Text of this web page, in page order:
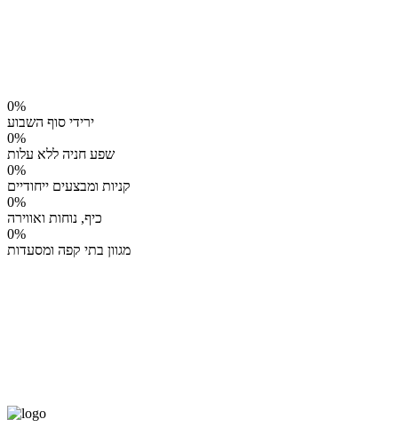
0%
ירידי סוף השבוע
0%
שפע חניה ללא עלות
0%
קניות ומבצעים ייחודיים
0%
כיף, נוחות ואווירה
0%
מגוון בתי קפה ומסעדות